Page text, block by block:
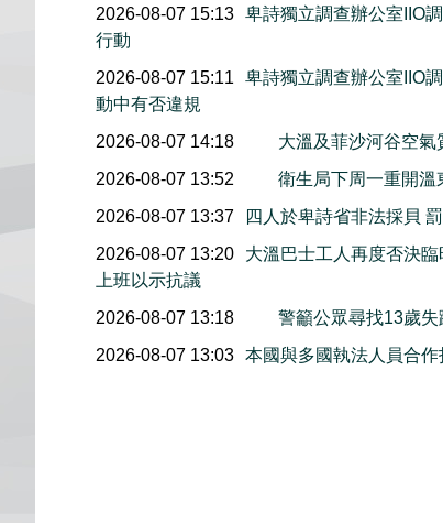
2026-08-07 15:13 卑詩獨立調查辦公室IIO
行動
2026-08-07 15:11
卑詩獨立調查辦公室IIO
動中有否違規
2026-08-07 14:18
大溫及菲沙河谷空
2026-08-07 13:52
衛生局下周一重開
2026-08-07 13:37
四人於卑詩省非法採貝
2026-08-07 13:20
大溫巴士工人再度否決
上班以示抗議
2026-08-07 13:18
警籲公眾尋找13歲
2026-08-07 13:03 本國與多國執法人員合